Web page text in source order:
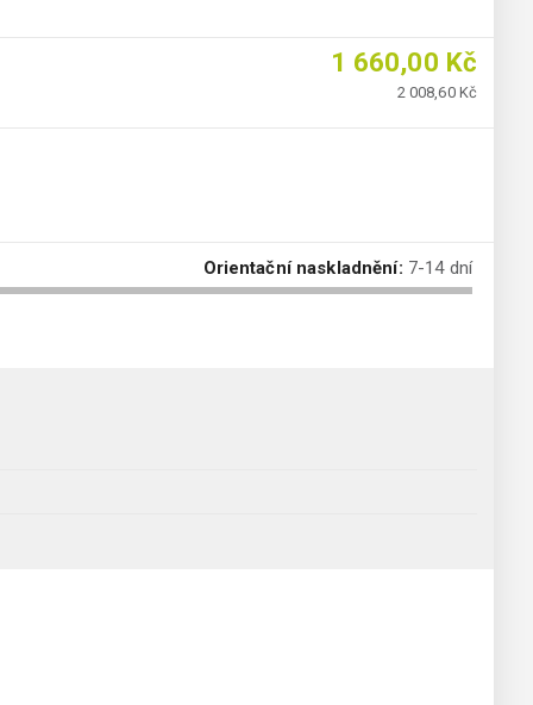
1 660,00 Kč
2 008,60 Kč
Orientační naskladnění: 7-14 dní